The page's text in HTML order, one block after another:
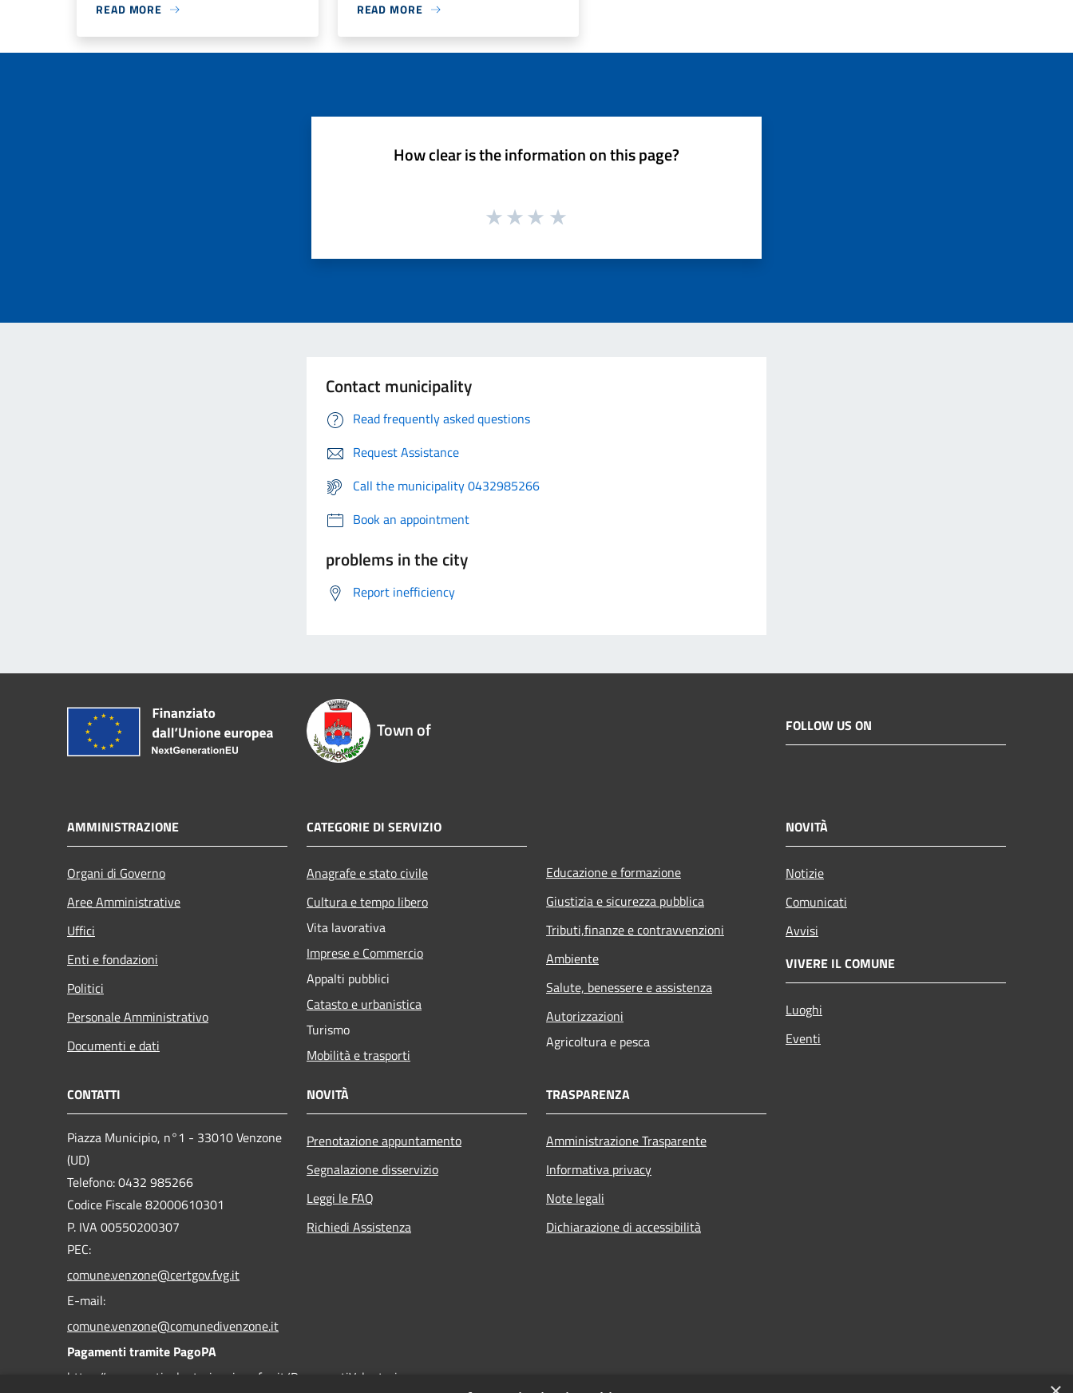
READ MORE READ MORE
How clear is the information on this page?
Contact municipality
Read frequently asked questions
Request Assistance
Call the municipality 0432985266
Book an appointment
problems in the city
Report inefficiency
Town of FOLLOW US ON
AMMINISTRAZIONE
Organi di Governo
Aree Amministrative
Uffici
Enti e fondazioni
Politici
Personale Amministrativo
Documenti e dati
CATEGORIE DI SERVIZIO
Anagrafe e stato civile
Cultura e tempo libero
Vita lavorativa
Imprese e Commercio
Appalti pubblici
Catasto e urbanistica
Turismo
Mobilità e trasporti
Educazione e formazione
Giustizia e sicurezza pubblica
Tributi,finanze e contravvenzioni
Ambiente
Salute, benessere e assistenza
Autorizzazioni
Agricoltura e pesca
NOVITÀ
Notizie
Comunicati
Avvisi
VIVERE IL COMUNE
Luoghi
Eventi
CONTATTI
Piazza Municipio, n°1 - 33010 Venzone
(UD)
Telefono: 0432 985266
Codice Fiscale 82000610301
P. IVA 00550200307
PEC:
comune.venzone@certgov.fvg.it
E-mail:
comune.venzone@comunedivenzone.it
Pagamenti tramite PagoPA
https://pagamentivolontari.regione.fvg.it/PagamentiVolontari
NOVITÀ
Prenotazione appuntamento
Segnalazione disservizio
Leggi le FAQ
Richiedi Assistenza
TRASPARENZA
Amministrazione Trasparente
Informativa privacy
Note legali
Dichiarazione di accessibilità